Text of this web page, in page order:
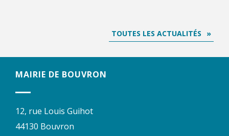
TOUTES LES ACTUALITÉS
MAIRIE DE BOUVRON
12, rue Louis Guihot
44130 Bouvron